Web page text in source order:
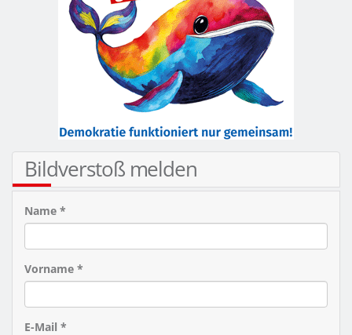
Bildverstoß melden
Name *
Vorname *
E-Mail *